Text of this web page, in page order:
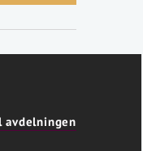
avdelningen